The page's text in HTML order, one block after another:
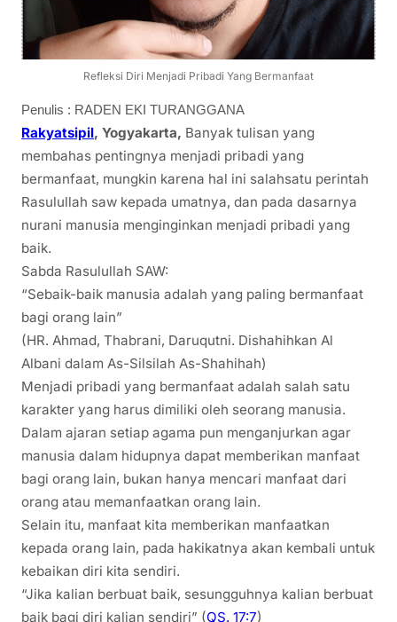
Refleksi Diri Menjadi Pribadi Yang Bermanfaat
Penulis : RADEN EKI TURANGGANA
Rakyatsipil, Yogyakarta, Banyak tulisan yang
membahas pentingnya menjadi pribadi yang
bermanfaat, mungkin karena hal ini salahsatu perintah
Rasulullah saw kepada umatnya, dan pada dasarnya
nurani manusia menginginkan menjadi pribadi yang
baik.
Sabda Rasulullah SAW:
“Sebaik-baik manusia adalah yang paling bermanfaat
bagi orang lain”
(HR. Ahmad, Thabrani, Daruqutni. Dishahihkan Al
Albani dalam As-Silsilah As-Shahihah)
Menjadi pribadi yang bermanfaat adalah salah satu
karakter yang harus dimiliki oleh seorang manusia.
Dalam ajaran setiap agama pun menganjurkan agar
manusia dalam hidupnya dapat memberikan manfaat
bagi orang lain, bukan hanya mencari manfaat dari
orang atau memanfaatkan orang lain.
Selain itu, manfaat kita memberikan manfaatkan
kepada orang lain, pada hakikatnya akan kembali untuk
kebaikan diri kita sendiri.
“Jika kalian berbuat baik, sesungguhnya kalian berbuat
baik bagi diri kalian sendiri” (QS. 17:7)